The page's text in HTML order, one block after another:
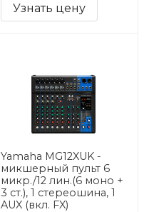
Узнать цену
Yamaha MG12XUK -
микшерный пульт 6
микр./12 лин.(6 моно +
3 ст.), 1 стереошина, 1
AUX (вкл. FX)